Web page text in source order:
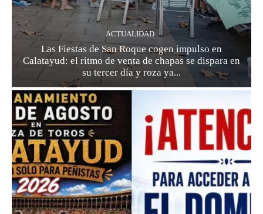
ACTUALIDAD
Las Fiestas de San Roque cogen impulso en
Calatayud: el ritmo de venta de chapas se dispara en
su tercer día y roza ya...